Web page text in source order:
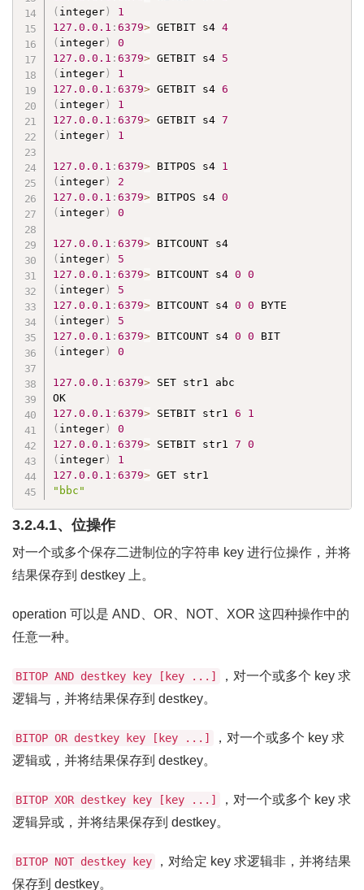
( integer)
1
127.0 .0 .1 :6379> GETBIT s4 4
( integer)
0
127.0 .0 .1 :6379> GETBIT s4 5
( integer)
1
127.0 .0 .1 :6379> GETBIT s4 6
( integer)
1
127.0 .0 .1 :6379> GETBIT s4 7
( integer) 1
127.0 .0 .1 :6379> BITPOS s4 1
( integer)
2
127.0 .0 .1 :6379> BITPOS s4 0
( integer) 0
127.0 .0 .1 :6379>
( integer)
5
127.0 .0 .1 :6379> BITCOUNT s4 0
0
( integer)
5
127.0 .0 .1 :6379> BITCOUNT s4 0 0
( integer)
5
127.0 .0 .1 :6379> BITCOUNT s4 0 0
( integer) 0
127.0 .0 .1 :6379> SET str1 abc
127.0 .0 .1 :6379> SETBIT str1 6
1
( integer)
0
127.0 .0 .1 :6379> SETBIT str1 7
0
( integer)
1
127.0 .0 .1 :6379>
"bbc"
3.2.4.1、位操作
对一个或多个保存二进制位的字符串 key 进行位操作，并将
结果保存到 destkey 上。
operation 可以是 AND、OR、NOT、XOR 这四种操作中的
任意一种。
BITOP AND destkey key [key ...]
，对一个或多个 key 求
逻辑与，并将结果保存到 destkey。
BITOP OR destkey key [key ...]
，对一个或多个 key 求
逻辑或，并将结果保存到 destkey。
BITOP XOR destkey key [key ...]
，对一个或多个 key 求
逻辑异或，并将结果保存到 destkey。
BITOP NOT destkey key
，对给定 key 求逻辑非，并将结果
保存到 destkey。